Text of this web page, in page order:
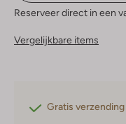
Reserveer direct in een
Vergelijkbare items
Gratis verzending